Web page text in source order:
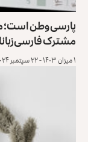
پارسی وطن است؛
مشترک
۱ میزان ۱۴۰۳ - ۲۲ سپتمبر ۲۰۲۴